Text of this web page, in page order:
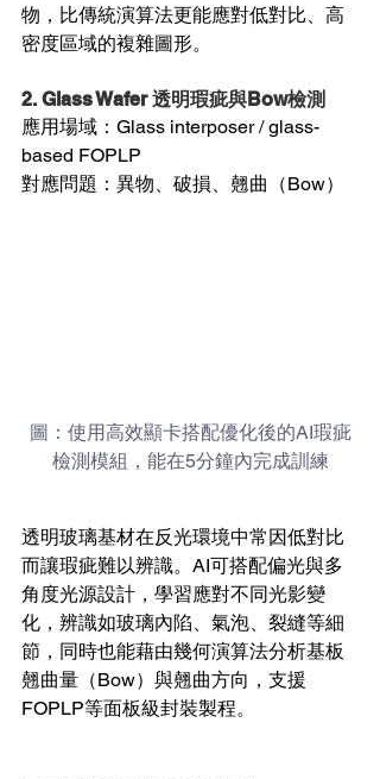
物，比傳統演算法更能應對低對比、高
密度區域的複雜圖形。
2. Glass Wafer 透明瑕疵與Bow檢測
應用場域：Glass interposer / glass-
based FOPLP
對應問題：異物、破損、翹曲（Bow）
圖：使用高效顯卡搭配優化後的AI瑕疵
檢測模組，能在5分鐘內完成訓練
透明玻璃基材在反光環境中常因低對比
而讓瑕疵難以辨識。AI可搭配偏光與多
角度光源設計，學習應對不同光影變
化，辨識如玻璃內陷、氣泡、裂縫等細
節，同時也能藉由幾何演算法分析基板
翹曲量（Bow）與翹曲方向，支援
FOPLP等面板級封裝製程。